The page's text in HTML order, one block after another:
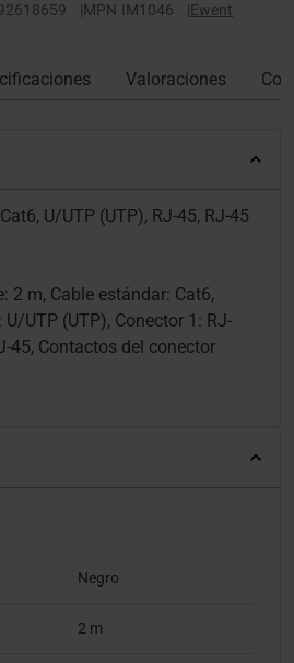
|MPN IM1046 |Ewent
Valoraciones
U/UTP (UTP), RJ-45, RJ-45
2 m, Cable estándar: Cat6,
UTP (UTP), Conector 1: RJ-
45, Contactos del conector
Negro
2 m